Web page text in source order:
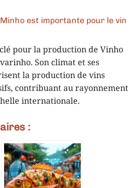
est importante pour le vin
pour la production de Vinho
Son climat et ses
la production de vins
contribuant au rayonnement
internationale.
: